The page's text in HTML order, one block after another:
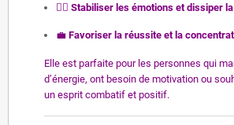
🧘‍♀️ Stabiliser les émotions et dissiper
💼 Favoriser la réussite et la
Elle est parfaite pour les personnes qui
d’énergie, ont besoin de motivation ou
un esprit combatif et positif.